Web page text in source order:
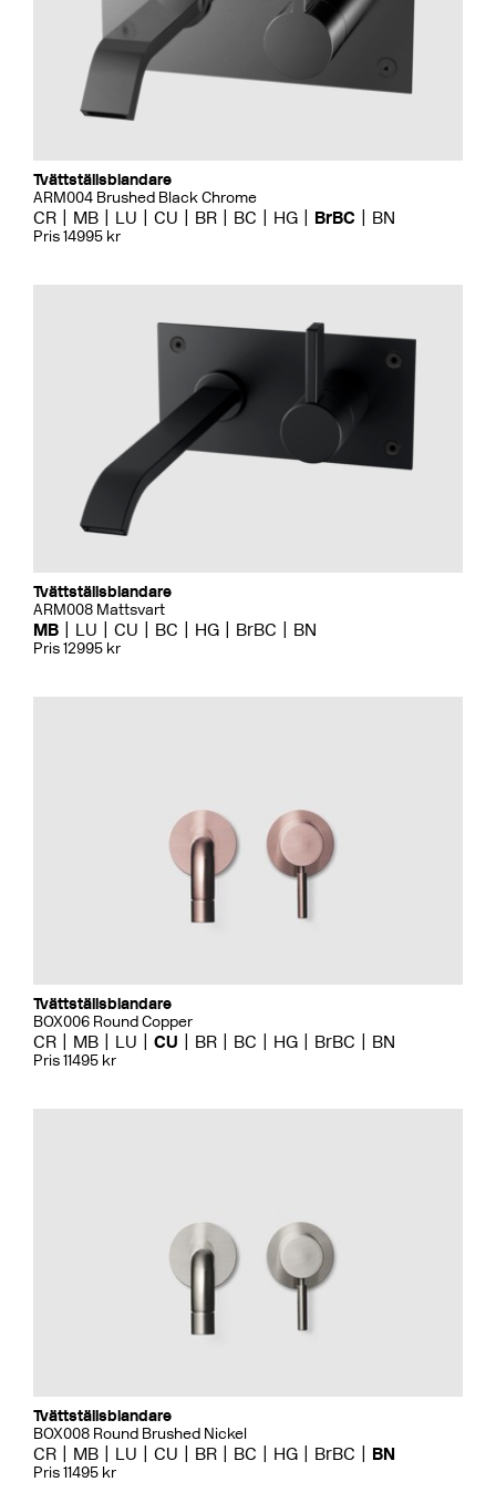
Tvättställsblandare
ARM004 Brushed Black Chrome
CR MB LU CU BR BC HG BrBC BN
Pris 14995 kr
Tvättställsblandare
ARM008 Mattsvart
MB LU CU BC HG BrBC BN
Pris 12995 kr
Tvättställsblandare
BOX006 Round Copper
CR MB LU CU BR BC HG BrBC BN
Pris 11495 kr
Tvättställsblandare
BOX008 Round Brushed Nickel
CR MB LU CU BR BC HG BrBC BN
Pris 11495 kr